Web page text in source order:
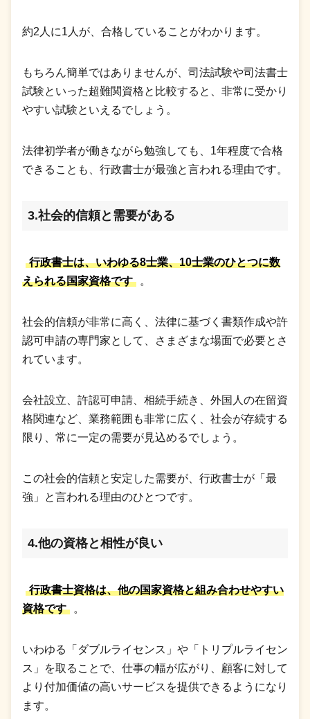
約2人に1人が、合格していることがわかります。
もちろん簡単ではありませんが、司法試験や司法書士
試験といった超難関資格と比較すると、非常に受かり
やすい試験といえるでしょう。
法律初学者が働きながら勉強しても、1年程度で合格
できることも、行政書士が最強と言われる理由です。
3.社会的信頼と需要がある
行政書士は、いわゆる8士業、10士業のひとつに数
えられる国家資格です
。
社会的信頼が非常に高く、法律に基づく書類作成や許
認可申請の専門家として、さまざまな場面で必要とさ
れています。
会社設立、許認可申請、相続手続き、外国人の在留資
格関連など、業務範囲も非常に広く、社会が存続する
限り、常に一定の需要が見込めるでしょう。
この社会的信頼と安定した需要が、行政書士が「最
強」と言われる理由のひとつです。
4.他の資格と相性が良い
行政書士資格は、他の国家資格と組み合わせやすい
資格です
。
いわゆる「ダブルライセンス」や「トリプルライセン
ス」を取ることで、仕事の幅が広がり、顧客に対して
より付加価値の高いサービスを提供できるようになり
ます。